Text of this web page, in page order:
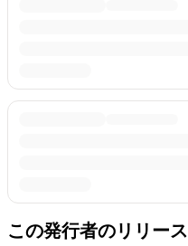
この発行者のリリース